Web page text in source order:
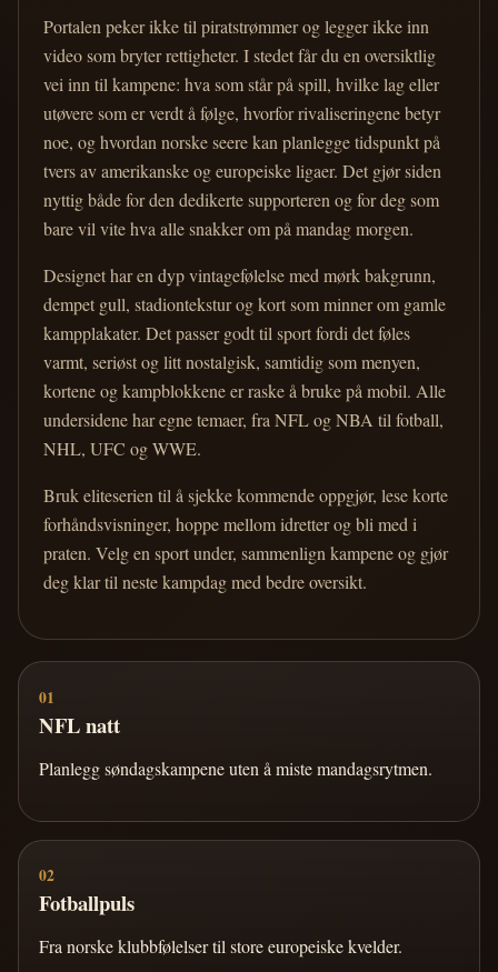
Portalen peker ikke til piratstrømmer og legger ikke inn
video som bryter rettigheter. I stedet får du en oversiktlig
vei inn til kampene: hva som står på spill, hvilke lag eller
utøvere som er verdt å følge, hvorfor rivaliseringene betyr
noe, og hvordan norske seere kan planlegge tidspunkt på
tvers av amerikanske og europeiske ligaer. Det gjør siden
nyttig både for den dedikerte supporteren og for deg som
bare vil vite hva alle snakker om på mandag morgen.
Designet har en dyp vintagefølelse med mørk bakgrunn,
dempet gull, stadiontekstur og kort som minner om gamle
kampplakater. Det passer godt til sport fordi det føles
varmt, seriøst og litt nostalgisk, samtidig som menyen,
kortene og kampblokkene er raske å bruke på mobil. Alle
undersidene har egne temaer, fra NFL og NBA til fotball,
NHL, UFC og WWE.
Bruk eliteserien til å sjekke kommende oppgjør, lese korte
forhåndsvisninger, hoppe mellom idretter og bli med i
praten. Velg en sport under, sammenlign kampene og gjør
deg klar til neste kampdag med bedre oversikt.
01
NFL natt
Planlegg søndagskampene uten å miste mandagsrytmen.
02
Fotballpuls
Fra norske klubbfølelser til store europeiske kvelder.